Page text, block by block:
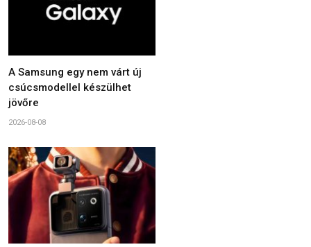
A Samsung egy nem várt új
csúcsmodellel készülhet
jövőre
2026-08-08